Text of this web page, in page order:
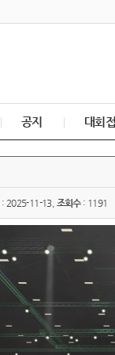
공지 대회
: 2025-11-13, 조회수: 1191